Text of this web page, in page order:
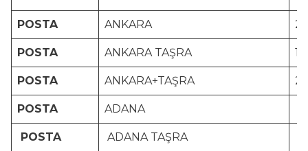
POSTA ANKARA
POSTA ANKARA TAŞRA
POSTA ANKARA+TAŞRA
POSTA ADANA
POSTA ADANA TAŞRA